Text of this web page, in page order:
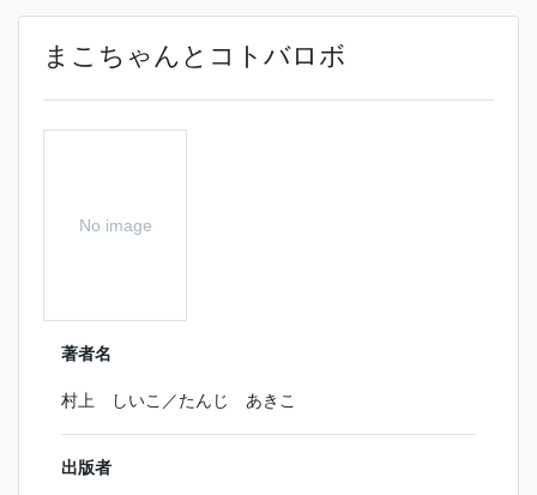
まこちゃんとコトバロボ
No image
著者名
村上 しいこ／たんじ あきこ
出版者